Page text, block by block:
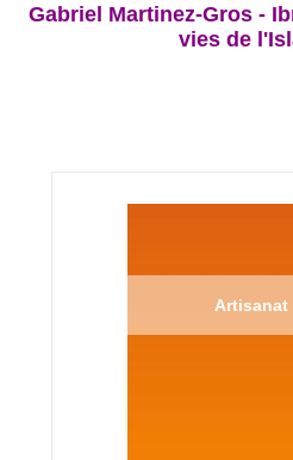
Gabriel Martinez-Gros -
vies de
Artisanat